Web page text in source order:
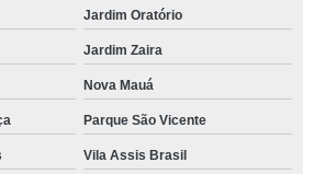
Jardim Oratório
Jardim Zaira
Nova Mauá
Parque São Vicente
Vila Assis Brasil